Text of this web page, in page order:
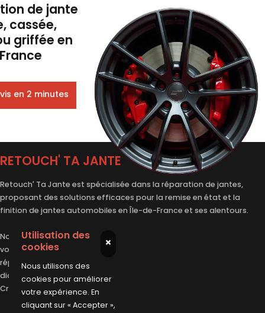
de jante
cassée,
griffée en
en 2 minutes
Utilisation des
cookies ×
Nous utilisons des
cookies pour améliorer
votre expérience. En
cliquant sur « Accepter »,
RETOUCH' TA JANTE
Retouch' Ta Jante est spécialisée dans la réparation de jantes,
proposant des solutions efficaces pour la remise en état et la
finition de jantes automobiles en Île-de-France et ses alentours.
Nos réparateurs professionnels interviennent directement chez
vous ou dans nos ateliers partenaires pour la rénovation, la
réparation et la personnalisation de jantes alu, en alliage ou
diamantées dans le Val-de-Marne (94) : à Orly, Choisy-le-Roi et
Créteil, Vitry-Sur-Seine, Antony, Ivry-Sur-Seine, Villejuif...